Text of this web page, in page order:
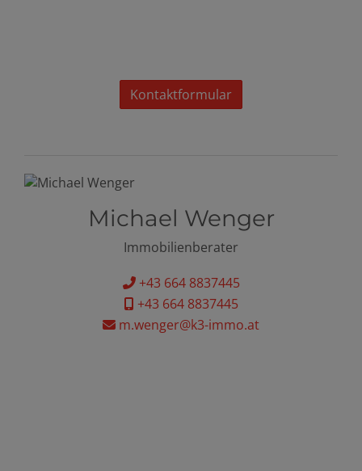
Kontaktformular
Michael Wenger
Immobilienberater
+43 664 8837445
+43 664 8837445
m.wenger@k3-immo.at